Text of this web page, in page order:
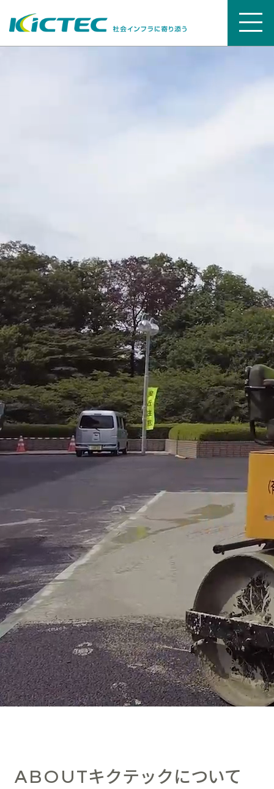
ABOUTキクテックについて